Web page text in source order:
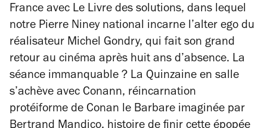
France avec Le Livre des solutions, dans lequel
notre Pierre Niney national incarne l’alter ego du
réalisateur Michel Gondry, qui fait son grand
retour au cinéma après huit ans d’absence. La
séance immanquable ? La Quinzaine en salle
s’achève avec Conann, réincarnation
protéiforme de Conan le Barbare imaginée par